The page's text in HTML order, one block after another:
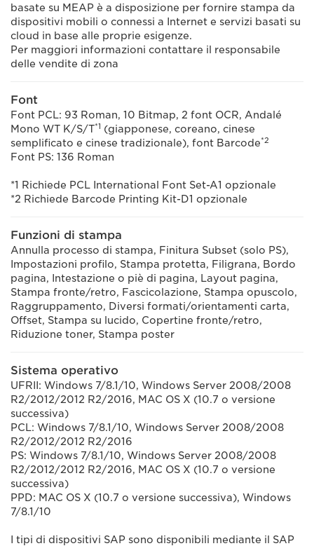
basate su MEAP è a disposizione per fornire stampa da
dispositivi mobili o connessi a Internet e servizi basati su
cloud in base alle proprie esigenze.
Per maggiori informazioni contattare il responsabile
delle vendite di zona
Font
Font PCL: 93 Roman, 10 Bitmap, 2 font OCR, Andalé
Mono WT K/S/T*1 (giapponese, coreano, cinese
semplificato e cinese tradizionale), font Barcode*2
Font PS: 136 Roman
*1 Richiede PCL International Font Set-A1 opzionale
*2 Richiede Barcode Printing Kit-D1 opzionale
Funzioni di stampa
Annulla processo di stampa, Finitura Subset (solo PS),
Impostazioni profilo, Stampa protetta, Filigrana, Bordo
pagina, Intestazione o piè di pagina, Layout pagina,
Stampa fronte/retro, Fascicolazione, Stampa opuscolo,
Raggruppamento, Diversi formati/orientamenti carta,
Offset, Stampa su lucido, Copertine fronte/retro,
Riduzione toner, Stampa poster
Sistema operativo
UFRII: Windows 7/8.1/10, Windows Server 2008/2008
R2/2012/2012 R2/2016, MAC OS X (10.7 o versione
successiva)
PCL: Windows 7/8.1/10, Windows Server 2008/2008
R2/2012/2012 R2/2016
PS: Windows 7/8.1/10, Windows Server 2008/2008
R2/2012/2012 R2/2016, MAC OS X (10.7 o versione
successiva)
PPD: MAC OS X (10.7 o versione successiva), Windows
7/8.1/10
I tipi di dispositivi SAP sono disponibili mediante il SAP